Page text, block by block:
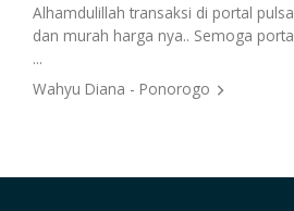
Alhamdulillah transaksi di portal
dan murah harga nya.. Semoga
...
Wahyu Diana - Ponorogo